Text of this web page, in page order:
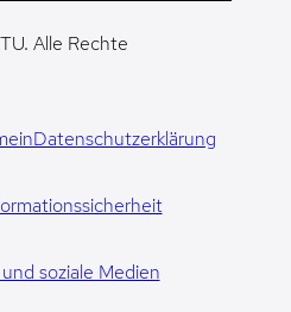
Alle Rechte
Datenschutzerklärung
soziale Medien